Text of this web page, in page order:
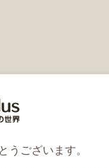
ございます。